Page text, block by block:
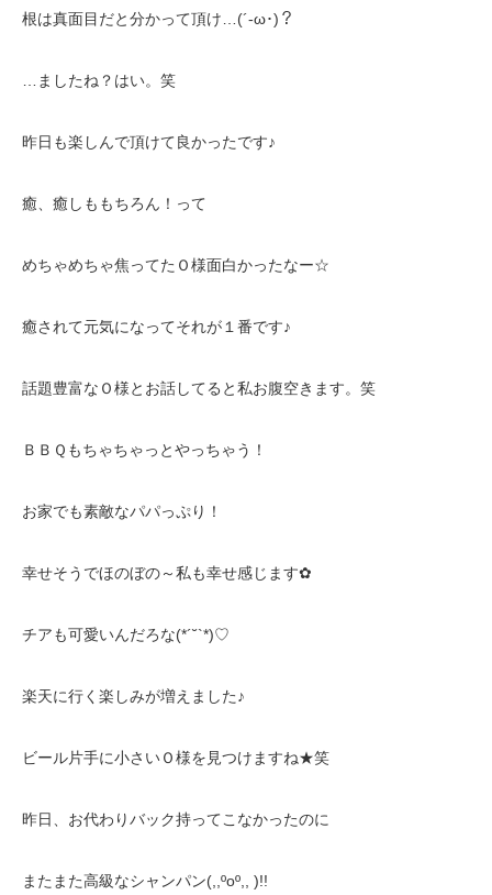
根は真面目だと分かって頂け…(´-ω･)？
…ましたね？はい。笑
昨日も楽しんで頂けて良かったです♪
癒、癒しももちろん！って
めちゃめちゃ焦ってたＯ様面白かったなー☆
癒されて元気になってそれが１番です♪
話題豊富なＯ様とお話してると私お腹空きます。笑
ＢＢＱもちゃちゃっとやっちゃう！
お家でも素敵なパパっぷり！
幸せそうでほのぼの～私も幸せ感じます✿
チアも可愛いんだろな(*´˘`*)♡
楽天に行く楽しみが増えました♪
ビール片手に小さいＯ様を見つけますね★笑
昨日、お代わりバック持ってこなかったのに
またまた高級なシャンパン(,,ºoº,, )!!